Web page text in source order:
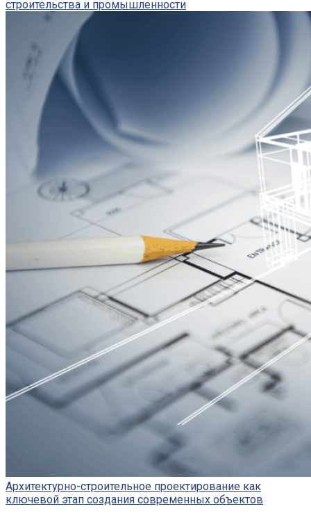
строительства и промышленности
Архитектурно-строительное проектирование как
ключевой этап создания современных объектов